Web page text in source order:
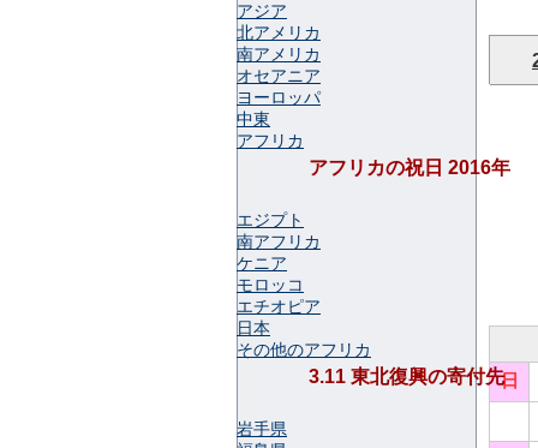
日
アジア
北アメリカ
南アメリカ
オセアニア
ヨーロッパ
中東
アフリカ
アフリカの祝日 2016年
エジプト
南アフリカ
ケニア
モロッコ
エチオピア
日本
その他のアフリカ
3.11 東北復興の寄付先
岩手県